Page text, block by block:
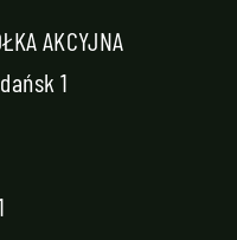
AKCYJNA
1